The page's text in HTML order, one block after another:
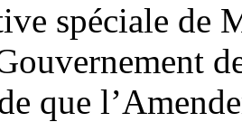
spéciale de
que